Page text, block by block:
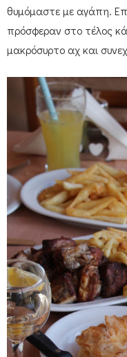
θυμόμαστε με αγάπη.
πρόσφεραν στο τέλος
μακρόσυρτο αχ και